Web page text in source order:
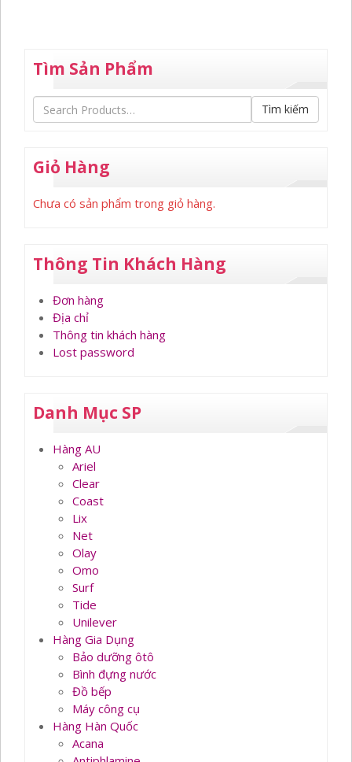
Tìm Sản Phẩm
Tìm kiếm
Giỏ Hàng
Chưa có sản phẩm trong giỏ hàng.
Thông Tin Khách Hàng
Đơn hàng
Địa chỉ
Thông tin khách hàng
Lost password
Danh Mục SP
Hàng AU
Ariel
Clear
Coast
Lix
Net
Olay
Omo
Surf
Tide
Unilever
Hàng Gia Dụng
Bảo dưỡng ôtô
Bình đựng nước
Đồ bếp
Máy công cụ
Hàng Hàn Quốc
Acana